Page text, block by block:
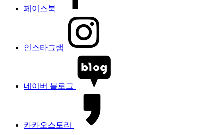
페이스북
인스타그램
네이버 블로그
카카오스토리